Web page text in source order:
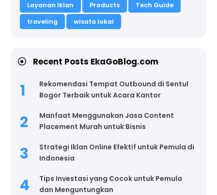
Layanan Iklan
Products
Tech Guide
traveling
wisata lokal
Recent Posts EkaGoBlog.com
Rekomendasi Tempat Outbound di Sentul
Bogor Terbaik untuk Acara Kantor
Manfaat Menggunakan Jasa Content
Placement Murah untuk Bisnis
Strategi Iklan Online Efektif untuk Pemula di
Indonesia
Tips Investasi yang Cocok untuk Pemula
dan Menguntungkan